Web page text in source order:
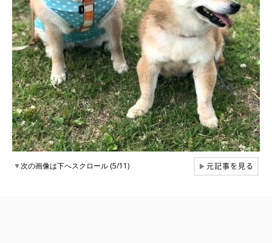
▼次の画像は下へスクロール (5/11) ▶元記事を見る